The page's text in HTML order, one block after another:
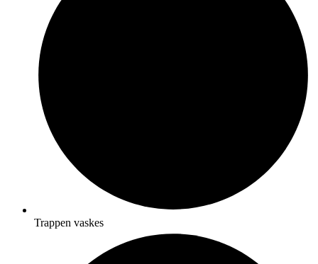
Trappen vaskes